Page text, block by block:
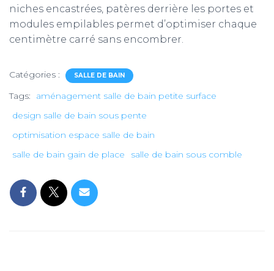
niches encastrées, patères derrière les portes et
modules empilables permet d’optimiser chaque
centimètre carré sans encombrer.
Catégories : SALLE DE BAIN
Tags:
aménagement salle de bain petite surface
design salle de bain sous pente
optimisation espace salle de bain
salle de bain gain de place
salle de bain sous comble